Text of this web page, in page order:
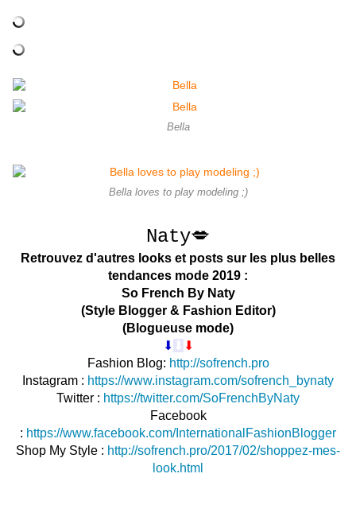
Bella
Bella loves to play modeling ;)
Naty💋
Retrouvez d'autres looks et posts sur les plus belles
tendances mode 2019 :
So French By Naty
(Style Blogger & Fashion Editor)
(Blogueuse mode)
⬇︎
⬇︎
Fashion Blog: http://sofrench.pro
Instagram : https://www.instagram.com/sofrench_bynaty
Twitter : https://twitter.com/SoFrenchByNaty
Facebook
: https://www.facebook.com/InternationalFashionBlogger
Shop My Style : http://sofrench.pro/2017/02/shoppez-mes-
look.html